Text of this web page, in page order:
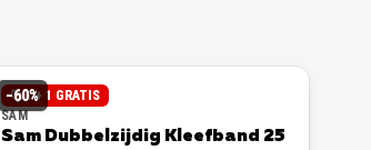
−60%
1 + 1 GRATIS
SAM
Sam Dubbelzijdig Kleefband 25